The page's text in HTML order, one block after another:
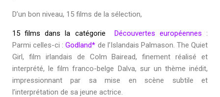
D’un bon niveau, 15 films de la sélection,
15 films dans la catégorie Découvertes européennes :
Parmi celles-ci :Godland* de l’Islandais Palmason. The Quiet
Girl, film irlandais de Colm Bairead, finement réalisé et
interprété, le film franco-belge Dalva, sur un thème inédit,
impressionnant par sa mise en scène subtile et
l’interprétation de sa jeune actrice.